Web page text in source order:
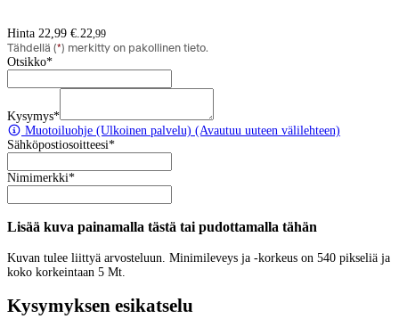
Hinta 22,99 €. 22,99
Tähdellä (*) merkitty on pakollinen tieto.
Otsikko*
Kysymys*
Muotoiluohje (Ulkoinen palvelu) (Avautuu uuteen välilehteen)
Sähköpostiosoitteesi*
Nimimerkki*
Lisää kuva painamalla tästä tai pudottamalla tähän
Kuvan tulee liittyä arvosteluun. Minimileveys ja -korkeus on 540 pikseliä ja
koko korkeintaan 5 Mt.
Kysymyksen esikatselu